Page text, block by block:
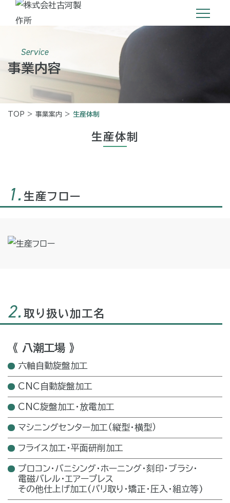
Service
事業内容
TOP > 事業案内 > 生産体制
生産体制
1.生産フロー
2.取り扱い加工名
《 八潮工場 》
六軸自動旋盤加工
CNC自動旋盤加工
CNC旋盤加工・放電加工
マシニングセンター加工（縦型・横型）
フライス加工・平面研削加工
プロコン・バニシング・ホーニング・刻印 ・ ブラシ・
電磁バレル ・ エアープレス
その他仕上げ加工(バリ取り・矯正・圧入・組立等)